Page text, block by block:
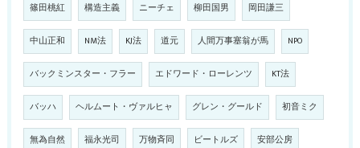
篠田桃紅 構造主義 ニーチェ 柳田国男 岡田謙三
中山正和 NM法 KJ法 道元 人間万事塞翁が馬 NPO
バックミンスター・フラー エドワード・ローレンツ KT法
バッハ ヘルムート・ヴァルヒャ グレン・グールド 初音ミク
無為自然 福永光司 万物斉同 ビートルズ 安部公房